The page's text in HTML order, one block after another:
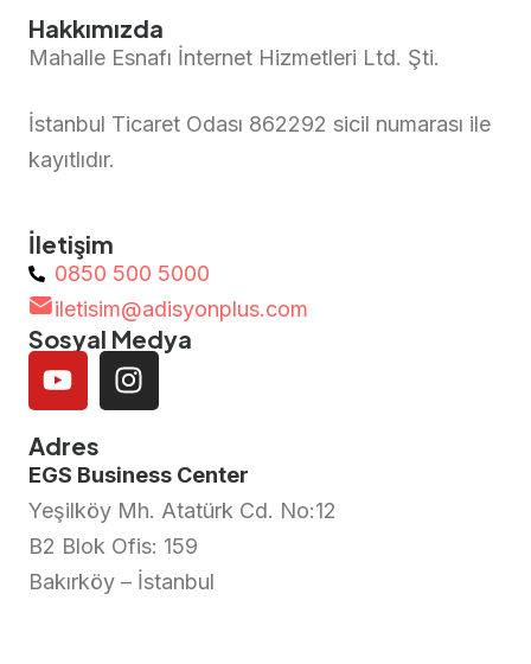
Hakkımızda
Mahalle Esnafı İnternet Hizmetleri Ltd. Şti.
İstanbul Ticaret Odası 862292 sicil numarası ile
kayıtlıdır.
İletişim
0850 500 5000
iletisim@adisyonplus.com
Sosyal Medya
Adres
EGS Business Center
Yeşilköy Mh. Atatürk Cd. No:12
B2 Blok Ofis: 159
Bakırköy – İstanbul